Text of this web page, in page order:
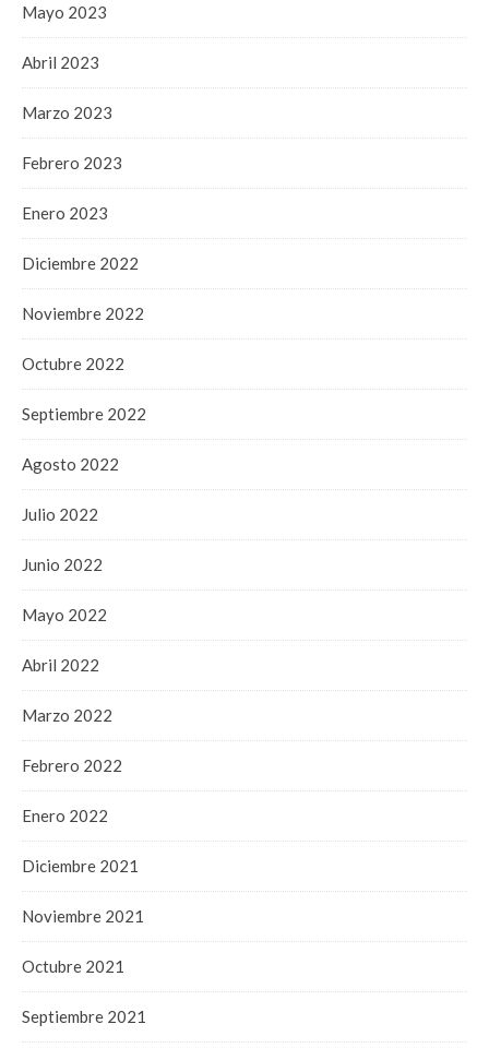
Mayo 2023
Abril 2023
Marzo 2023
Febrero 2023
Enero 2023
Diciembre 2022
Noviembre 2022
Octubre 2022
Septiembre 2022
Agosto 2022
Julio 2022
Junio 2022
Mayo 2022
Abril 2022
Marzo 2022
Febrero 2022
Enero 2022
Diciembre 2021
Noviembre 2021
Octubre 2021
Septiembre 2021